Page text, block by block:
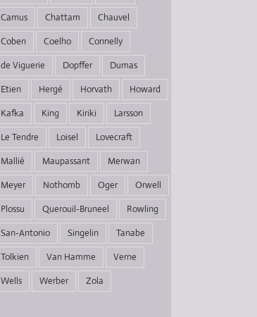
Camus
Chattam
Chauvel
Coben
Coelho
Connelly
de Viguerie
Dopffer
Dumas
Etien
Hergé Horvath
Howard
Kafka
King Kiriki
Larsson
Le Tendre
Loisel
Lovecraft
Mallié
Maupassant
Merwan
Meyer
Nothomb Oger
Orwell
Plossu
Querouil-Bruneel
Rowling
San-Antonio
Singelin
Tanabe
Tolkien
Van Hamme
Verne
Wells
Werber Zola